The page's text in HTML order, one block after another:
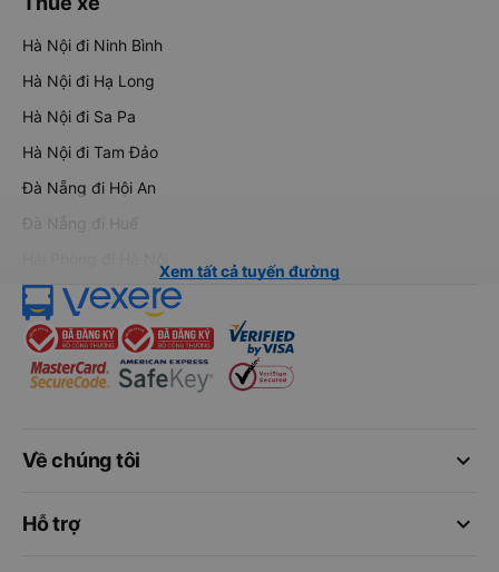
Hà Nội đi Ninh Bình
Hà Nội đi Hạ Long
Hà Nội đi Sa Pa
Hà Nội đi Tam Đảo
Đà Nẵng đi Hội An
Đà Nẵng đi Huế
Xem tất cả tuyến đường
keyboard_arrow_down
Về chúng tôi
keyboard_arrow_down
Hỗ trợ